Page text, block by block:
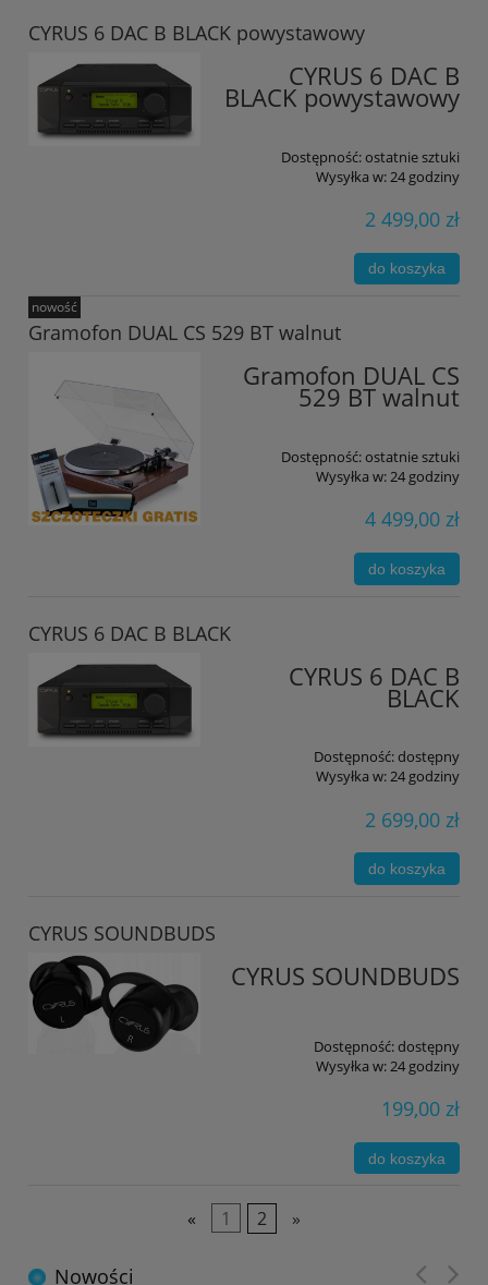
CYRUS 6 DAC B BLACK powystawowy
CYRUS 6 DAC B
BLACK powystawowy
Dostępność:ostatnie sztuki
Wysyłka w: 24 godziny
2 499,00 zł
do koszyka
Gramofon DUAL CS 529 BT walnut
Gramofon DUAL CS
529 BT walnut
Dostępność:ostatnie sztuki
Wysyłka w:24 godziny
4 499,00 zł
do koszyka
nowość
CYRUS 6 DAC B BLACK
CYRUS 6 DAC B
BLACK
Dostępność:dostępny
Wysyłka w:24 godziny
2 699,00 zł
do koszyka
CYRUS SOUNDBUDS
CYRUS SOUNDBUDS
Dostępność:dostępny
Wysyłka w:24 godziny
199,00 zł
do koszyka
« 1 2 »
Nowości